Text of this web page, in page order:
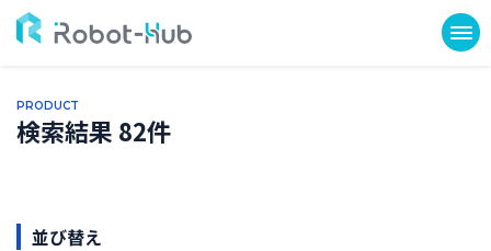
PRODUCT
検索結果 82件
並び替え